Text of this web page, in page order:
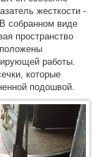
жесткости -
собранном виде
пространство
работы.
которые
подошвой.